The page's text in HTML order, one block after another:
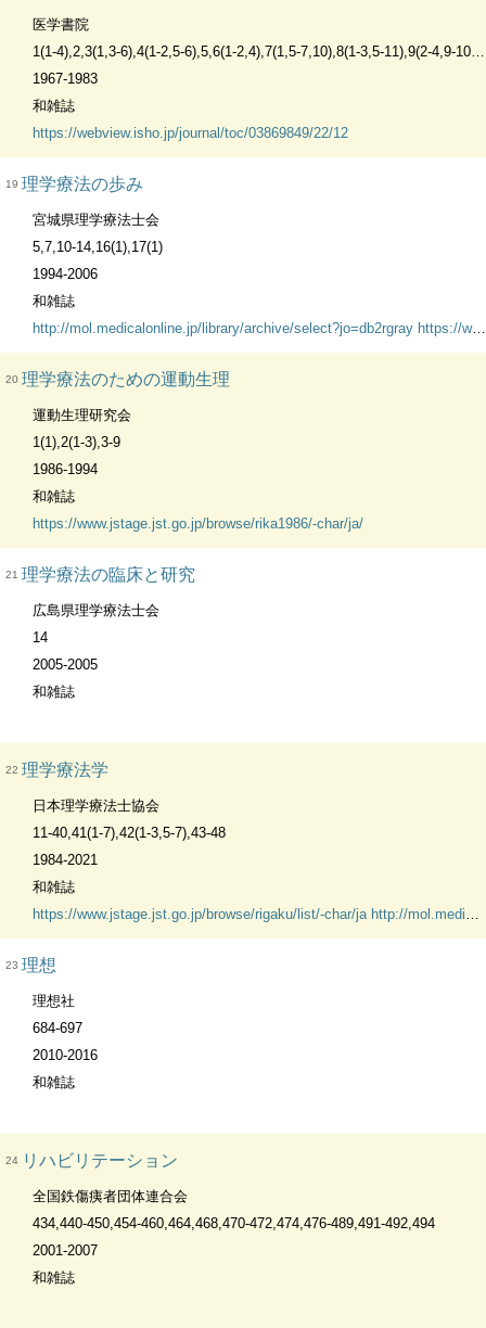
医学書院
1(1-4),2,3(1,3-6),4(1-2,5-6),5,6(1-2,4),7(1,5-7,10),8(1-3,5-11),9(2-4,9-10),10(2-3,12),12(11),15(1),17(3)
1967-1983
和雑誌
https://webview.isho.jp/journal/toc/03869849/22/12
19 理学療法の歩み
宮城県理学療法士会
5,7,10-14,16(1),17(1)
1994-2006
和雑誌
http://mol.medicalonline.jp/library/archive/select?jo=db2rgray https://www.jstage.jst.go.jp/browse/mpta/-char/ja/
20 理学療法のための運動生理
運動生理研究会
1(1),2(1-3),3-9
1986-1994
和雑誌
https://www.jstage.jst.go.jp/browse/rika1986/-char/ja/
21 理学療法の臨床と研究
広島県理学療法士会
14
2005-2005
和雑誌
22 理学療法学
日本理学療法士協会
11-40,41(1-7),42(1-3,5-7),43-48
1984-2021
和雑誌
https://www.jstage.jst.go.jp/browse/rigaku/list/-char/ja http://mol.medicalonline.jp/library/archive/select?jo=cb3physi
23 理想
理想社
684-697
2010-2016
和雑誌
24 リハビリテーション
全国鉄傷痍者団体連合会
434,440-450,454-460,464,468,470-472,474,476-489,491-492,494
2001-2007
和雑誌